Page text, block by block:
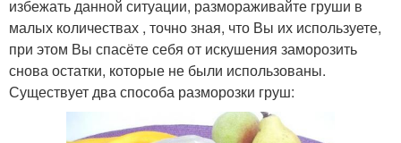
избежать данной ситуации, размораживайте груши в
малых количествах , точно зная, что Вы их используете,
при этом Вы спасёте себя от искушения заморозить
снова остатки, которые не были использованы.
Существует два способа разморозки груш: